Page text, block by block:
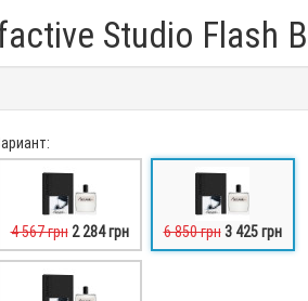
Studio Flash
4 567 грн 2 284 грн 6 850 грн3 425 грн